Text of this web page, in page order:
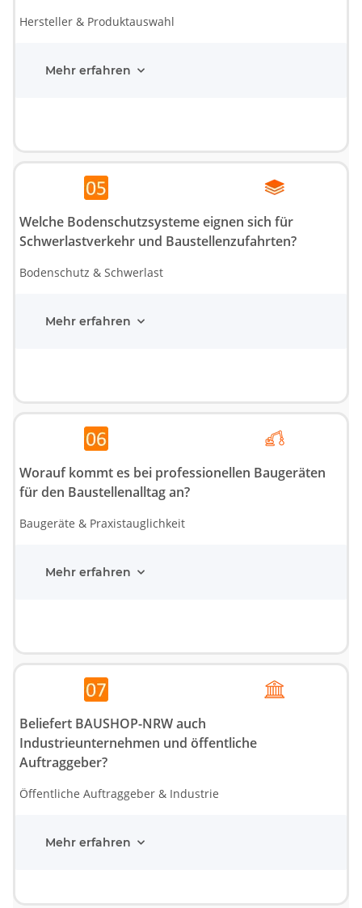
Hersteller & Produktauswahl
Mehr erfahren
Welche Bodenschutzsysteme eignen sich für
Schwerlastverkehr und Baustellenzufahrten?
Bodenschutz & Schwerlast
Mehr erfahren
Worauf kommt es bei professionellen Baugeräten
für den Baustellenalltag an?
Baugeräte & Praxistauglichkeit
Mehr erfahren
Beliefert BAUSHOP-NRW auch
Industrieunternehmen und öffentliche
Auftraggeber?
Öffentliche Auftraggeber & Industrie
Mehr erfahren